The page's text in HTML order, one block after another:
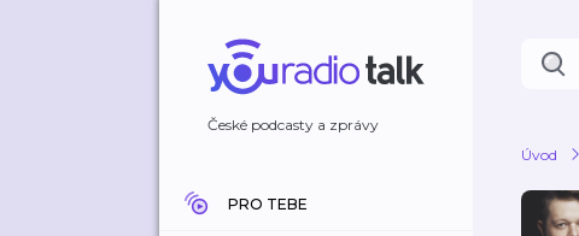
České podcasty a zprávy
PRO TEBE
Úvod